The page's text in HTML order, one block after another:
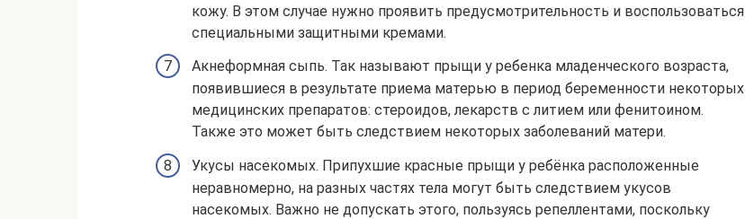
кожу. В этом случае нужно проявить предусмотрительность и воспользоваться
специальными защитными кремами.
Акнеформная сыпь. Так называют прыщи у ребенка младенческого возраста,
появившиеся в результате приема матерью в период беременности некоторых
медицинских препаратов: стероидов, лекарств с литием или фенитоином.
Также это может быть следствием некоторых заболеваний матери.
Укусы насекомых. Припухшие красные прыщи у ребёнка расположенные
неравномерно, на разных частях тела могут быть следствием укусов
насекомых. Важно не допускать этого, пользуясь репеллентами, поскольку